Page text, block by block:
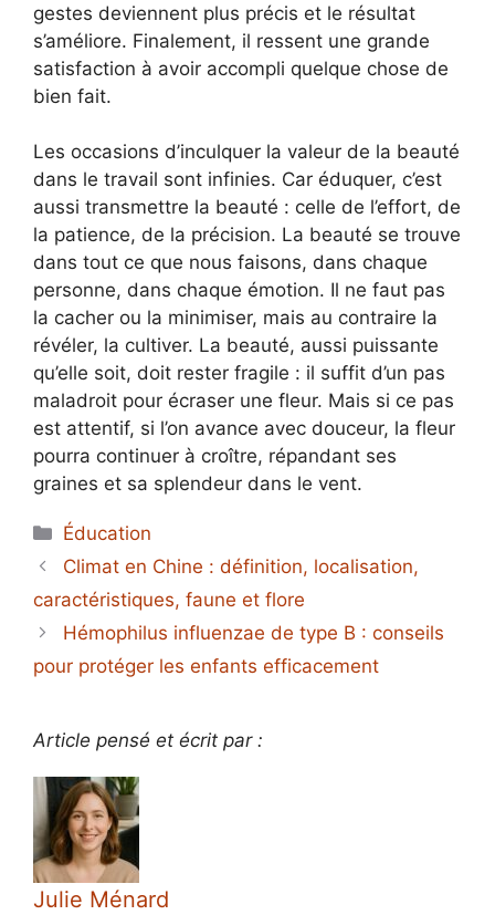
gestes deviennent plus précis et le résultat
s’améliore. Finalement, il ressent une grande
satisfaction à avoir accompli quelque chose de
bien fait.
Les occasions d’inculquer la valeur de la beauté
dans le travail sont infinies. Car éduquer, c’est
aussi transmettre la beauté : celle de l’effort, de
la patience, de la précision. La beauté se trouve
dans tout ce que nous faisons, dans chaque
personne, dans chaque émotion. Il ne faut pas
la cacher ou la minimiser, mais au contraire la
révéler, la cultiver. La beauté, aussi puissante
qu’elle soit, doit rester fragile : il suffit d’un pas
maladroit pour écraser une fleur. Mais si ce pas
est attentif, si l’on avance avec douceur, la fleur
pourra continuer à croître, répandant ses
graines et sa splendeur dans le vent.
Catégories
Éducation
Climat en Chine : définition, localisation,
caractéristiques, faune et flore
Hémophilus influenzae de type B : conseils
pour protéger les enfants efficacement
Article pensé et écrit par :
Julie Ménard